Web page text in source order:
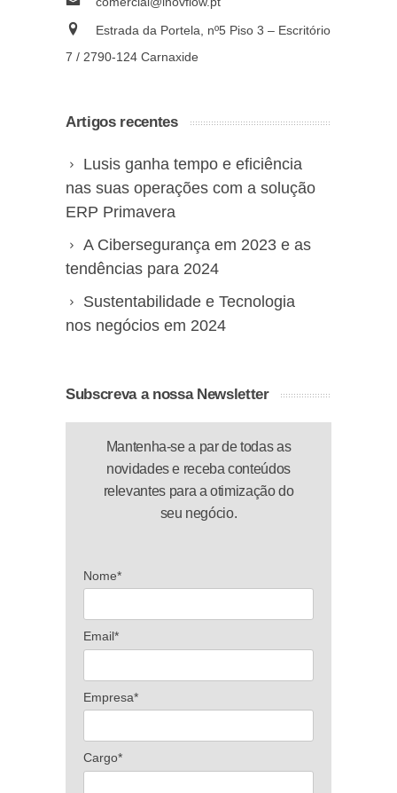
Estrada da Portela, nº5 Piso 3 – Escritório
7 / 2790-124 Carnaxide
Artigos recentes
Lusis ganha tempo e eficiência
nas suas operações com a solução
ERP Primavera
A Cibersegurança em 2023 e as
tendências para 2024
Sustentabilidade e Tecnologia
nos negócios em 2024
Subscreva a nossa Newsletter
Mantenha-se a par de todas as
novidades e receba conteúdos
relevantes para a otimização do
seu negócio.
Nome*
Email*
Empresa*
Cargo*